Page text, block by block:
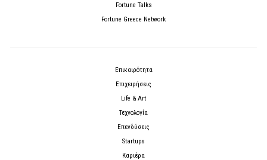
Fortune Talks
Fortune Greece Network
Επικαιρότητα
Επιχειρήσεις
Life & Art
Τεχνολογία
Επενδύσεις
Startups
Καριέρα